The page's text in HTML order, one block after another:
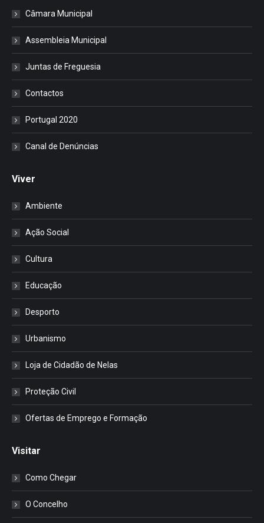
Câmara Municipal
Assembleia Municipal
Juntas de Freguesia
Contactos
Portugal 2020
Canal de Denúncias
Viver
Ambiente
Ação Social
Cultura
Educação
Desporto
Urbanismo
Loja de Cidadão de Nelas
Proteção Civil
Ofertas de Emprego e Formação
Visitar
Como Chegar
O Concelho